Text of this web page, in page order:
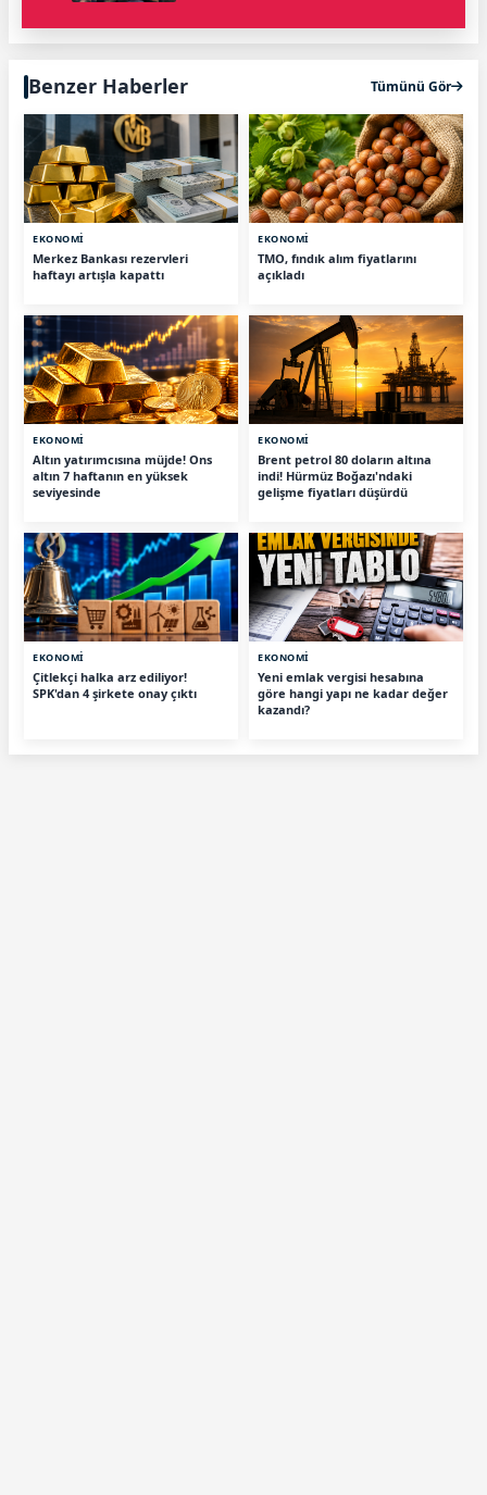
Benzer Haberler Tümünü Gör
EKONOMİ
Merkez Bankası rezervleri
haftayı artışla kapattı
EKONOMİ
TMO, fındık alım fiyatlarını
açıkladı
EKONOMİ
Altın yatırımcısına müjde! Ons
altın 7 haftanın en yüksek
seviyesinde
EKONOMİ
Brent petrol 80 doların altına
indi! Hürmüz Boğazı'ndaki
gelişme fiyatları düşürdü
EKONOMİ
Çitlekçi halka arz ediliyor!
SPK'dan 4 şirkete onay çıktı
EKONOMİ
Yeni emlak vergisi hesabına
göre hangi yapı ne kadar değer
kazandı?